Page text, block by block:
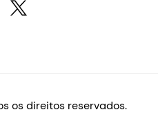
os direitos reservados.